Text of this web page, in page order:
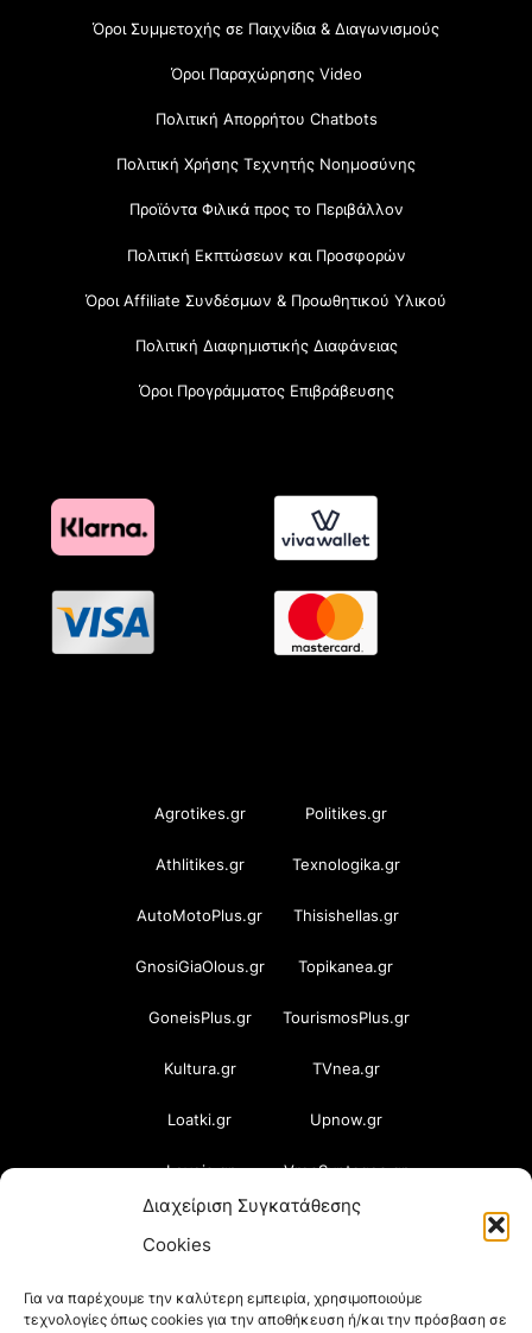
Διαχείριση Συγκατάθεσης
Cookies
Για να παρέχουμε την καλύτερη εμπειρία, χρησιμοποιούμε
τεχνολογίες όπως cookies για την αποθήκευση ή/και την πρόσβαση σε
Όροι Συμμετοχής σε Παιχνίδια & Διαγωνισμούς
Όροι Παραχώρησης Video
Πολιτική Απορρήτου Chatbots
Πολιτική Χρήσης Τεχνητής Νοημοσύνης
Προϊόντα Φιλικά προς το Περιβάλλον
Πολιτική Εκπτώσεων και Προσφορών
Όροι Affiliate Συνδέσμων & Προωθητικού Υλικού
Πολιτική Διαφημιστικής Διαφάνειας
Όροι Προγράμματος Επιβράβευσης
Agrotikes.gr Politikes.gr
Athlitikes.gr Texnologika.gr
AutoMotoPlus.gr Thisishellas.gr
GnosiGiaOlous.gr Topikanea.gr
GoneisPlus.gr TourismosPlus.gr
Kultura.gr TVnea.gr
Loatki.gr Upnow.gr
Loveis.gr VresSyntages.gr
ModernaGynaika.gr Xristianika.gr
Oikotropia.gr ZoumeSpiti.gr